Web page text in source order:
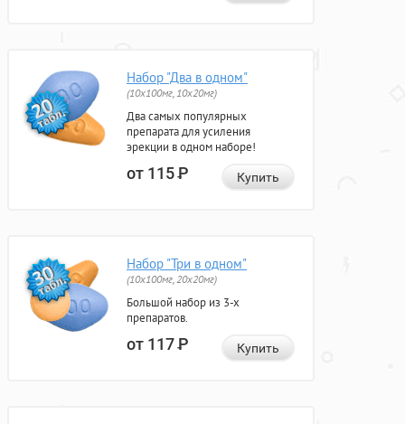
Набор "Два в одном"
(10x100мг, 10x20мг)
Два самых популярных
препарата для усиления
эрекции в одном наборе!
от 115Р Купить
Набор "Три в одном"
(10x100мг, 20x20мг)
Большой набор из 3-х
препаратов.
от 117Р Купить